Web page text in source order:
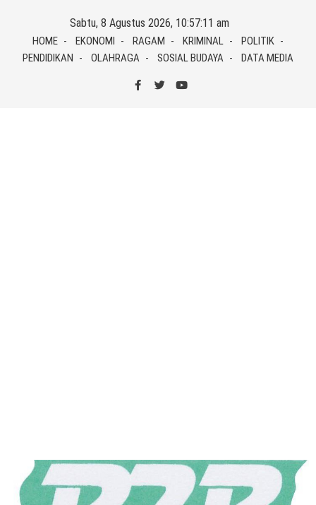
content
Sabtu, 8 Agustus 2026, 10:57:11 am
HOME EKONOMI RAGAM KRIMINAL
POLITIK
PENDIDIKAN
OLAHRAGA SOSIAL BUDAYA DATA MEDIA